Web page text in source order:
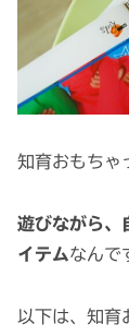
知育おもちゃ
遊びながら、
イテムなんで
以下は、知育